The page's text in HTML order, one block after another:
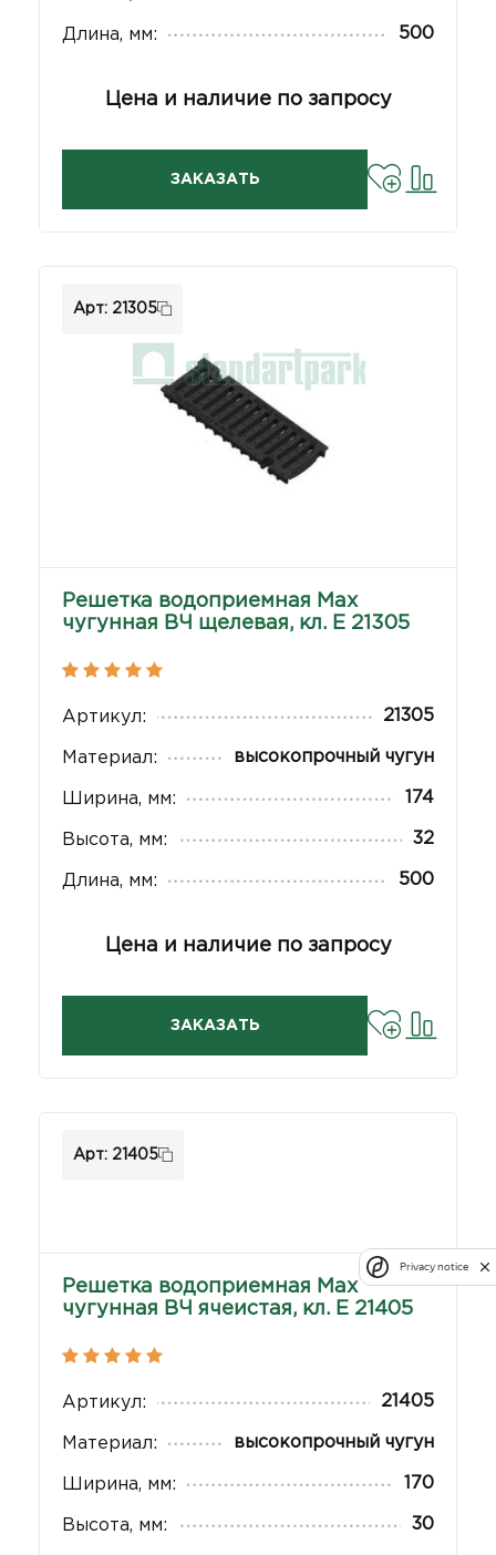
Длина, мм: 500
Цена и наличие по запросу
ЗАКАЗАТЬ
Арт: 21305
Решетка водоприемная Max
чугунная ВЧ щелевая, кл. Е 21305
Артикул: 21305
Материал: высокопрочный чугун
Ширина, мм: 174
Высота, мм: 32
Длина, мм: 500
Цена и наличие по запросу
ЗАКАЗАТЬ
Арт: 21405
Решетка водоприемная Max
чугунная ВЧ ячеистая, кл. Е 21405
Артикул: 21405
Материал: высокопрочный чугун
Ширина, мм: 170
Высота, мм: 30
Privacy notice